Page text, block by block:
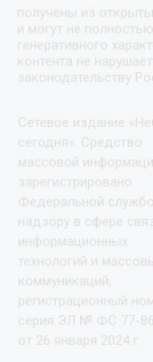
получены из
и могут не
генеративного
контента не
законодательству
Сетевое издание
сегодня». Средство
массовой
зарегистрировано
Федеральной
надзору в сфере
информационных
технологий и
коммуникаций,
регистрационный
серия ЭЛ № ФС 77-
от 26 января 2024 г.